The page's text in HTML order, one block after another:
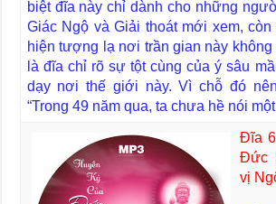
biệt đĩa này chỉ dành cho những
Giác Ngộ và Giải thoát mới xem,
hiện tượng lạ nơi trần gian này không
là đĩa chỉ rõ sự tột cùng của ý sâu
dạy nơi thế giới này. Vì chỗ đó
“Trong 49 năm qua, ta chưa hề nói
Đĩa
Đức
vị